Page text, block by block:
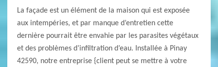
La façade est un élément de la maison qui est exposée
aux intempéries, et par manque d’entretien cette
dernière pourrait être envahie par les parasites végétaux
et des problèmes d’infiltration d’eau. Installée à Pinay
42590, notre entreprise {client peut se mettre à votre